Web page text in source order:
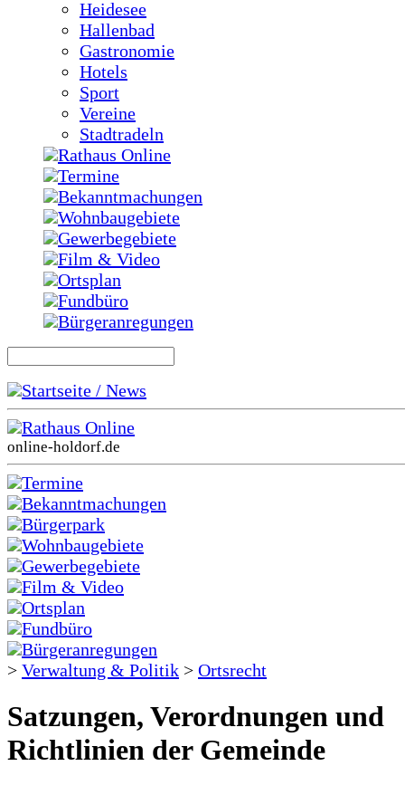
Heidesee
Hallenbad
Gastronomie
Hotels
Sport
Vereine
Stadtradeln
Rathaus Online
Termine
Bekanntmachungen
Wohnbaugebiete
Gewerbegebiete
Film & Video
Ortsplan
Fundbüro
Bürgeranregungen
Startseite / News
Rathaus Online
online-holdorf.de
Termine
Bekanntmachungen
Bürgerpark
Wohnbaugebiete
Gewerbegebiete
Film & Video
Ortsplan
Fundbüro
Bürgeranregungen
> Verwaltung & Politik > Ortsrecht
Satzungen, Verordnungen und
Richtlinien der Gemeinde